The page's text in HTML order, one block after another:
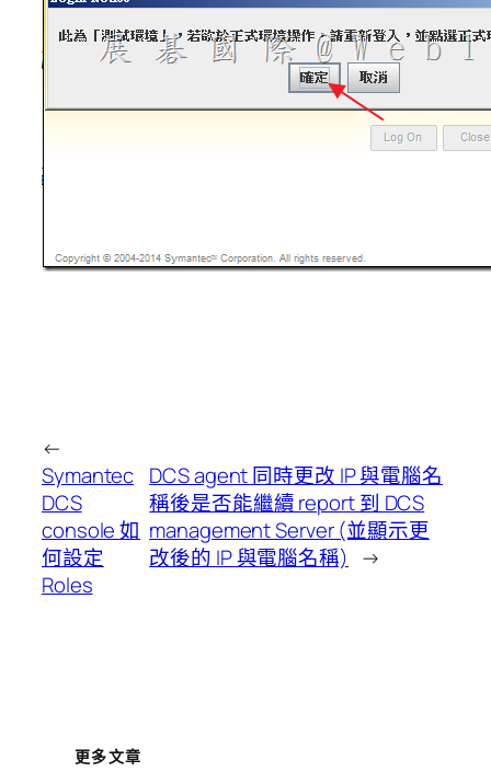
←
Symantec
DCS
console 如
何設定
Roles
DCS agent 同時更改 IP 與電腦名
稱後是否能繼續 report 到 DCS
management Server (並顯示更
改後的 IP 與電腦名稱) →
更多文章